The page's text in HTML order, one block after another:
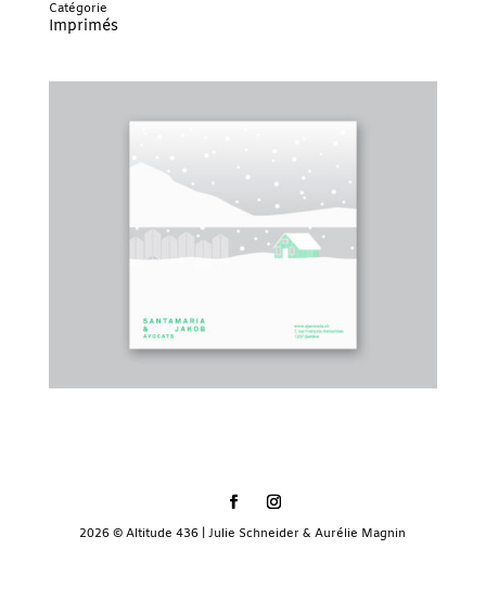
Catégorie
Imprimés
2026 © Altitude 436 | Julie Schneider & Aurélie Magnin